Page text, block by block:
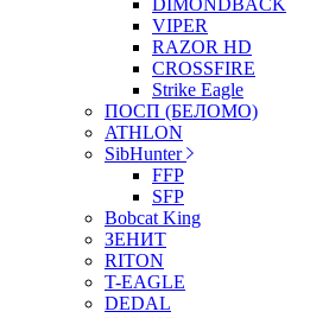
DIMONDBACK
VIPER
RAZOR HD
CROSSFIRE
Strike Eagle
ПОСП (БЕЛОМО)
ATHLON
SibHunter
FFP
SFP
Bobcat King
ЗЕНИТ
RITON
T-EAGLE
DEDAL